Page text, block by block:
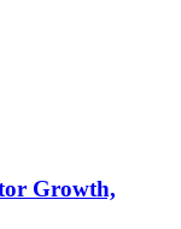
Growth,